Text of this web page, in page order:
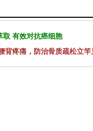
取 有效对抗癌细胞
背疼痛，防治骨质疏松立竿